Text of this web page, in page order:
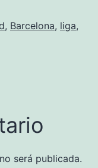
, Barcelona, liga,
será publicada.